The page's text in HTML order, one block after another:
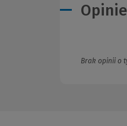
Opinie
Brak opinii o